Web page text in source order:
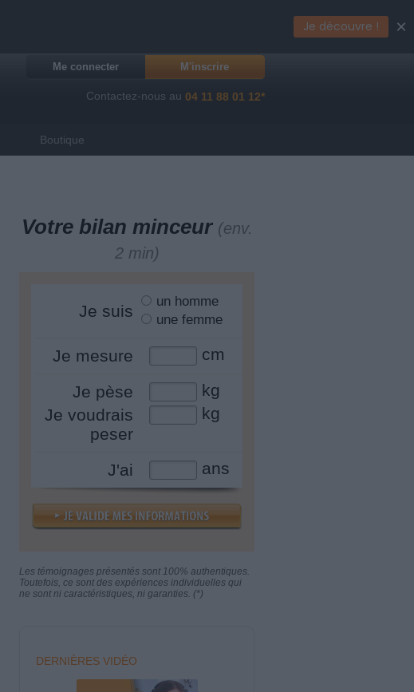
Me connecter M'inscrire
Contactez-nous au 04 11 88 01 12*
Boutique
Votre bilan minceur (env.
2 min)
Je suis
un homme
une femme
Je mesure cm
Je pèse
kg
Je voudrais
peser
kg
J'ai ans
Les témoignages présentés sont 100% authentiques.
Toutefois, ce sont des expériences individuelles qui
ne sont ni caractéristiques, ni garanties. (*)
DERNIÈRES VIDÉO
Je découvre ! ×